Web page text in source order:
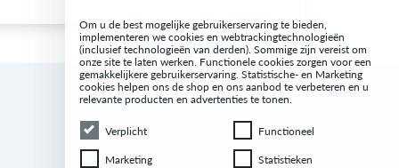
Om u de best mogelijke gebruikerservaring te bieden,
implementeren we cookies en webtrackingtechnologieën
(inclusief technologieën van derden). Sommige zijn vereist om
onze site te laten werken. Functionele cookies zorgen voor een
gemakkelijkere gebruikerservaring. Statistische- en Marketing
cookies helpen ons de shop en ons aanbod te verbeteren en u
relevante producten en advertenties te tonen.
VerplichtVerplicht Functioneel
Functioneel
MarketingMarketing Statistieken
Statistieken